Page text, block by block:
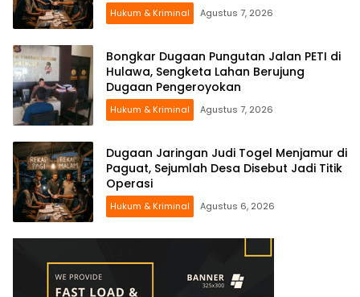
Hukum & Kriminal Agustus 7, 2026
Bongkar Dugaan Pungutan Jalan PETI di
Hulawa, Sengketa Lahan Berujung
Dugaan Pengeroyokan
Hukum & Kriminal Agustus 7, 2026
Dugaan Jaringan Judi Togel Menjamur di
Paguat, Sejumlah Desa Disebut Jadi Titik
Operasi
Hukum & Kriminal Agustus 6, 2026